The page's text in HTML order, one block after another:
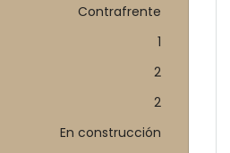
Contrafrente
1
2
2
En construcción